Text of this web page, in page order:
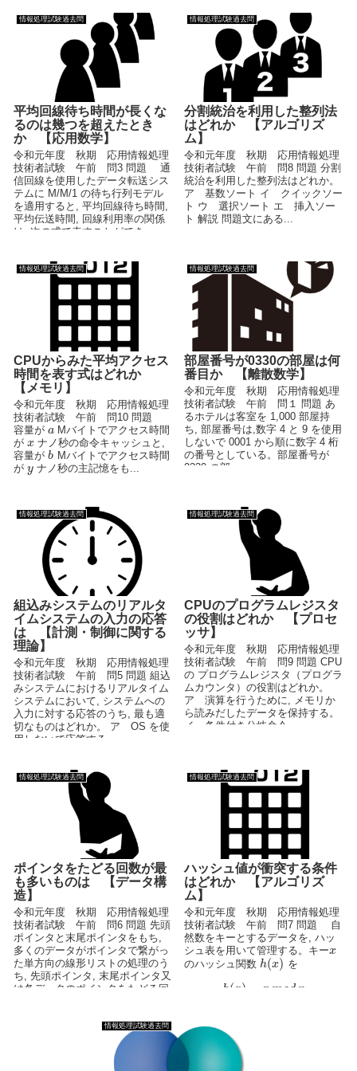
情報処理試験過去問
平均回線待ち時間が長くな
るのは幾つを超えたとき
か 【応用数学】
令和元年度 秋期 応用情報処理
技術者試験 午前 問3 問題 通
信回線を使用したデータ転送シス
テムに M/M/1 の待ち行列モデル
を適用すると, 平均回線待ち時間,
平均伝送時間, 回線利用率の関係
は, 次の式で表すことができ...
情報処理試験過去問
分割統治を利用した整列法
はどれか 【アルゴリズ
ム】
令和元年度 秋期 応用情報処理
技術者試験 午前 問8 問題 分割
統治を利用した整列法はどれか。
ア 基数ソート イ クイックソー
ト ウ 選択ソート エ 挿入ソー
ト 解説 問題文にある...
情報処理試験過去問
CPUからみた平均アクセス
時間を表す式はどれか
【メモリ】
令和元年度 秋期 応用情報処理
技術者試験 午前 問10 問題
容量がa Mバイトでアクセス時間
がx ナノ秒の命令キャッシュと,
容量がb Mバイトでアクセス時間
がy ナノ秒の主記憶をも...
情報処理試験過去問
部屋番号が0330の部屋は何
番目か 【離散数学】
令和元年度 秋期 応用情報処理
技術者試験 午前 問１ 問題 あ
るホテルは客室を 1,000 部屋持
ち, 部屋番号は,数字 4 と 9 を使用
しないで 0001 から順に数字 4 桁
の番号としている。部屋番号が
0330 の部...
情報処理試験過去問
組込みシステムのリアルタ
イムシステムの入力の応答
は 【計測・制御に関する
理論】
令和元年度 秋期 応用情報処理
技術者試験 午前 問5 問題 組込
みシステムにおけるリアルタイム
システムにおいて, システムへの
入力に対する応答のうち, 最も適
切なものはどれか。 ア OS を使
用しないで応答する。 ...
情報処理試験過去問
CPUのプログラムレジスタ
の役割はどれか 【プロセ
ッサ】
令和元年度 秋期 応用情報処理
技術者試験 午前 問9 問題 CPU
の プログラムレジスタ（プログラ
ムカウンタ）の役割はどれか。
ア 演算を行うために, メモリか
ら読みだしたデータを保持する。
イ 条件付き分岐命令...
情報処理試験過去問
ポインタをたどる回数が最
も多いものは 【データ構
造】
令和元年度 秋期 応用情報処理
技術者試験 午前 問6 問題 先頭
ポインタと末尾ポインタをもち,
多くのデータがポインタで繋がっ
た単方向の線形リストの処理のう
ち, 先頭ポインタ, 末尾ポインタ又
は各データのポインタをたどる回
情報処理試験過去問
ハッシュ値が衝突する条件
はどれか 【アルゴリズ
ム】
令和元年度 秋期 応用情報処理
技術者試験 午前 問7 問題 自
然数をキーとするデータを, ハッ
シュ表を用いて管理する。キーx
のハッシュ関数h(x) を
h( x) x m o d n
情報処理試験過去問